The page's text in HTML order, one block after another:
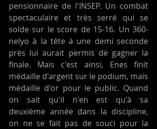
pensionnaire de l'INSEP. Un combat
spectaculaire et très serré qui se
solde sur le score de 15-16. Un 360-
nelyo à la tête à une demi seconde
près lui aurait permis de gagner la
finale. Mais c'est ainsi, Enes finit
médaille d'argent sur le podium, mais
médaille d'or pour le public. Quand
on sait qu'il n'en est qu'à sa
deuxième année dans la discipline,
on ne se fait pas de souci pour la